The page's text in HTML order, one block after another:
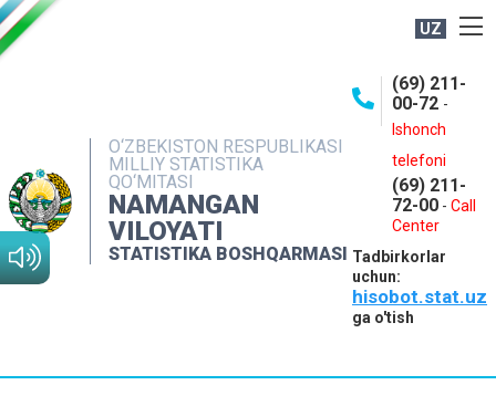
UZ
O‘ZBEKISTON RESPUBLIKASI
MILLIY STATISTIKA
QO‘MITASI
NAMANGAN
VILOYATI
STATISTIKA BOSHQARMASI
(69) 211-
00-72 -
Ishonch
telefoni
(69) 211-
72-00 - Call
Center
Tadbirkorlar
uchun:
hisobot.stat.uz
ga o'tish
NASHRLAR
INTERAKTIV XIZMATLAR
MATBUOT XIZMATI
MUROJAATLAR